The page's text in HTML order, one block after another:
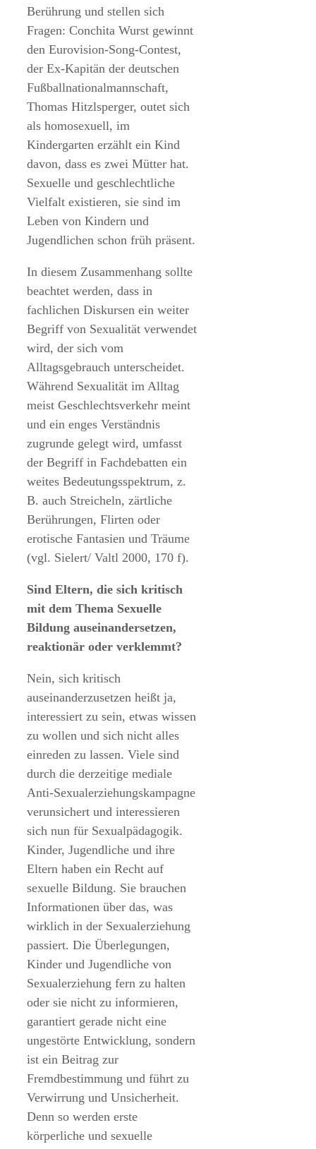
Berührung und stellen sich
Fragen: Conchita Wurst gewinnt
den Eurovision-Song-Contest,
der Ex-Kapitän der deutschen
Fußballnationalmannschaft,
Thomas Hitzlsperger, outet sich
als homosexuell, im
Kindergarten erzählt ein Kind
davon, dass es zwei Mütter hat.
Sexuelle und geschlechtliche
Vielfalt existieren, sie sind im
Leben von Kindern und
Jugendlichen schon früh präsent.
In diesem Zusammenhang sollte
beachtet werden, dass in
fachlichen Diskursen ein weiter
Begriff von Sexualität verwendet
wird, der sich vom
Alltagsgebrauch unterscheidet.
Während Sexualität im Alltag
meist Geschlechtsverkehr meint
und ein enges Verständnis
zugrunde gelegt wird, umfasst
der Begriff in Fachdebatten ein
weites Bedeutungsspektrum, z.
B. auch Streicheln, zärtliche
Berührungen, Flirten oder
erotische Fantasien und Träume
(vgl. Sielert/ Valtl 2000, 170 f).
Sind Eltern, die sich kritisch
mit dem Thema Sexuelle
Bildung auseinandersetzen,
reaktionär oder verklemmt?
Nein, sich kritisch
auseinanderzusetzen heißt ja,
interessiert zu sein, etwas wissen
zu wollen und sich nicht alles
einreden zu lassen. Viele sind
durch die derzeitige mediale
Anti-Sexualerziehungskampagne
verunsichert und interessieren
sich nun für Sexualpädagogik.
Kinder, Jugendliche und ihre
Eltern haben ein Recht auf
sexuelle Bildung. Sie brauchen
Informationen über das, was
wirklich in der Sexualerziehung
passiert. Die Überlegungen,
Kinder und Jugendliche von
Sexualerziehung fern zu halten
oder sie nicht zu informieren,
garantiert gerade nicht eine
ungestörte Entwicklung, sondern
ist ein Beitrag zur
Fremdbestimmung und führt zu
Verwirrung und Unsicherheit.
Denn so werden erste
körperliche und sexuelle